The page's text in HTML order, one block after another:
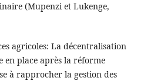
(Mupenzi et Lukenge,
agricoles: La décentralisation
en place après la réforme
à rapprocher la gestion des